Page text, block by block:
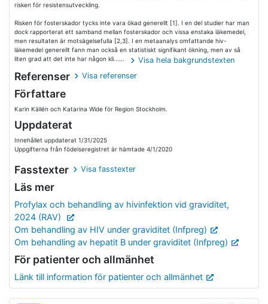
risken för resistensutveckling.
Risken för fosterskador tycks inte vara ökad generellt [1]. I en del studier har man
dock rapporterat ett samband mellan fosterskador och vissa enstaka läkemedel,
men resultaten är motsägelsefulla [2,3]. I en metaanalys omfattande hiv-
läkemedel generellt fann man också en statistiskt signifikant ökning, men av så
liten grad att det inte har någon kli......
Visa hela bakgrundstexten
Referenser Visa referenser
Författare
Karin Källén och Katarina Wide för Region Stockholm.
Uppdaterat
Innehållet uppdaterat 1/31/2025
Uppgifterna från födelseregistret är hämtade 4/1/2020
Fasstexter Visa fasstexter
Läs mer
Profylax och behandling av hivinfektion vid graviditet,
2024 (RAV)
Om behandling av HIV under graviditet (Infpreg)
Om behandling av hepatit B under graviditet (Infpreg)
För patienter och allmänhet
Länk till information för patienter och allmänhet